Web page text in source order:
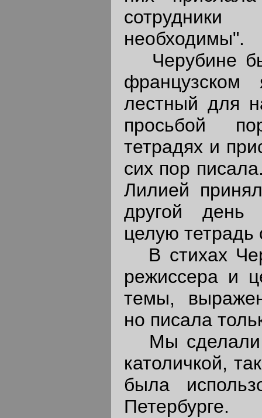
необходимы".
Черубине
французском
лестный для
просьбой
тетрадях и
сих пор
Лилией
другой день
целую тетрадь
В стихах
режиссера и
темы,
но писала
Мы сделали
католичкой,
была
Петербурге.